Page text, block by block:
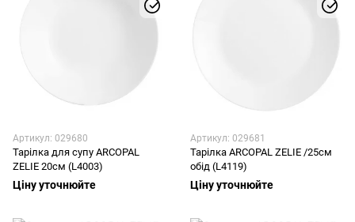
Артикул: 029680
Тарілка для супу ARCOPAL
ZELIE 20см (L4003)
Ціну уточнюйте
Артикул: 029681
Тарілка ARCOPAL ZELIE /25см
обід (L4119)
Ціну уточнюйте